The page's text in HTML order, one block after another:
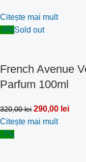
Citește mai mult
-9%Sold out
French Avenue
Parfum 100ml
320,00lei 290,00 lei
Citește mai mult
-7%